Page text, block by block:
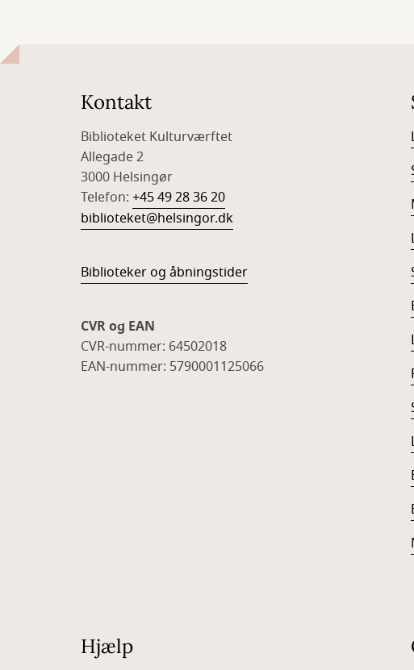
Kontakt
Biblioteket Kulturværftet
Allegade 2
3000 Helsingør
Telefon: +45 49 28 36 20
biblioteket@helsingor.dk
Biblioteker og åbningstider
CVR og EAN
CVR-nummer: 64502018
EAN-nummer: 5790001125066
Hjælp